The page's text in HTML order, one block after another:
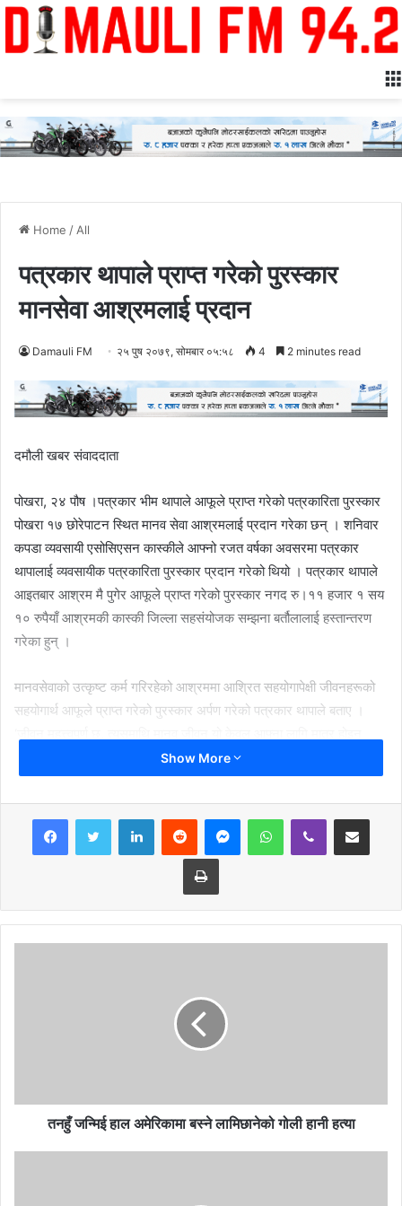
Home / All
पत्रकार थापाले प्राप्त गरेको पुरस्कार
मानसेवा आश्रमलाई प्रदान
Damauli FM २५ पुष २०७९, सोमबार ०५:५८ 4 2 minutes read
दमौली खबर संवाददाता
पोखरा, २४ पौष ।पत्रकार भीम थापाले आफूले प्राप्त गरेको पत्रकारिता पुरस्कार
पोखरा १७ छोरेपाटन स्थित मानव सेवा आश्रमलाई प्रदान गरेका छन् । शनिवार
कपडा व्यवसायी एसोसिएसन कास्कीले आफ्नो रजत वर्षका अवसरमा पत्रकार
थापालाई व्यवसायीक पत्रकारिता पुरस्कार प्रदान गरेको थियो । पत्रकार थापाले
आइतबार आश्रम मै पुगेर आफूले प्राप्त गरेको पुरस्कार नगद रु।११ हजार १ सय
१० रुपैयाँ आश्रमकी कास्की जिल्ला सहसंयोजक सम्झना बर्तौलालाई हस्तान्तरण
गरेका हुन् ।
मानवसेवाको उत्कृष्ट कर्म गरिरहेको आश्रममा आश्रित सहयोगापेक्षी जीवनहरूको
सहयोगार्थ आफूले प्राप्त गरेको पुरस्कार अर्पण गरेको पत्रकार थापाले बताए ।
रहेछ, पत्रकार थापाले भने, जीवन अरू कसैको दुख र अभावमा बाँडेर जिउनुको
आनन्द बेग्लै हुँदो रहेछ । आज मानव सेवा आश्रमले थालेको मानवता प्रवर्द्धनको
अभियानमा सहभागी हुन पाउँदा निकै खुसी लागेको छ।’ मानवमा मानवताको मानवीय
भावना स्खलित हुँदै गएको परिस्थितिमा यो पवित्र कर्म गर्न पाउनु आफ्ना लागि गर्वको
विषय भएको थापाले बताए ।
‘पत्रकारितामा हिजो भन्दा आज विश्वासमा गिरावट आएको सत्य हो, सामाजिक
गलत प्रवृत्ति र पात्रका कारण लज्जा र जबरजस्त शङ्काका मानकहरू स्थापित
न्याय र सेवाको भावनाले प्रत्येक सञ्चारकर्मीहरूको हृदय सिञ्चित भइरहेको हुन्छ
भन्ने कुराको विश्वास दिलाउन चाहन्छु ।’ कयौँ अभावका अँध्यारा दिनहरूको सामना
लिएको पत्रकार थापाले बताए ।
सो अवसरमा पोखरा महानगरपालिकाका प्रवक्ता मोतीराज तिमिल्सीनाले सामाजिक
Show More
Print
तनहुँ जन्मिई हाल अमेरिकामा बस्ने लामिछानेको गोली हानी हत्या